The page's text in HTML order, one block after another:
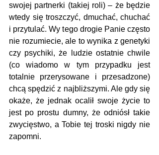
swojej partnerki (takiej roli) – że będzie
wtedy się troszczyć, dmuchać, chuchać
i przytulać. Wy tego drogie Panie często
nie rozumiecie, ale to wynika z genetyki
czy psychiki, że ludzie ostatnie chwile
(co wiadomo w tym przypadku jest
totalnie przerysowane i przesadzone)
chcą spędzić z najbliższymi. Ale gdy się
okaże, że jednak ocalił swoje życie to
jest po prostu dumny, że odniósł takie
zwycięstwo, a Tobie tej troski nigdy nie
zapomni.